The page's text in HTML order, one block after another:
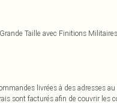
Taille avec Finitions Militaires
livrées à des adresses au
sont facturés afin de couvrir les